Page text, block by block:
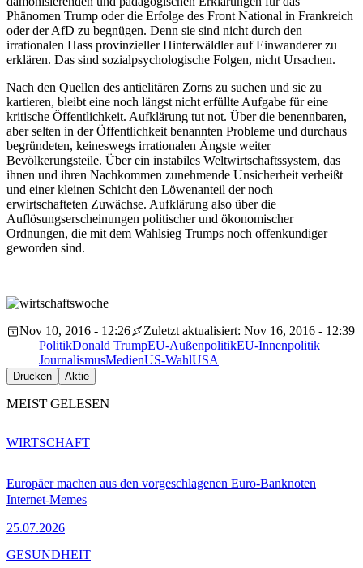
Phänomen Trump oder die Erfolge des Front National in Frankreich
oder der AfD zu begnügen. Denn sie sind nicht durch den
irrationalen Hass provinzieller Hinterwäldler auf Einwanderer zu
erklären. Das sind sozialpsychologische Folgen, nicht Ursachen.
Nach den Quellen des antielitären Zorns zu suchen und sie zu
kartieren, bleibt eine noch längst nicht erfüllte Aufgabe für eine
kritische Öffentlichkeit. Aufklärung tut not. Über die benennbaren,
aber selten in der Öffentlichkeit benannten Probleme und durchaus
begründeten, keineswegs irrationalen Ängste weiter
Bevölkerungsteile. Über ein instabiles Weltwirtschaftssystem, das
ihnen und ihren Nachkommen zunehmende Unsicherheit verheißt
und einer kleinen Schicht den Löwenanteil der noch
erwirtschafteten Zuwächse. Aufklärung also über die
Auflösungserscheinungen politischer und ökonomischer
Ordnungen, die mit dem Wahlsieg Trumps noch offenkundiger
geworden sind.
Nov 10, 2016 - 12:26
Zuletzt aktualisiert: Nov 16, 2016 - 12:39
PolitikDonald TrumpEU-AußenpolitikEU-Innenpolitik
JournalismusMedienUS-WahlUSA
Drucken Aktie
MEIST GELESEN
Europäer machen aus den vorgeschlagenen Euro-Banknoten
Internet-Memes
25.07.2026
WIRTSCHAFT
GESUNDHEIT